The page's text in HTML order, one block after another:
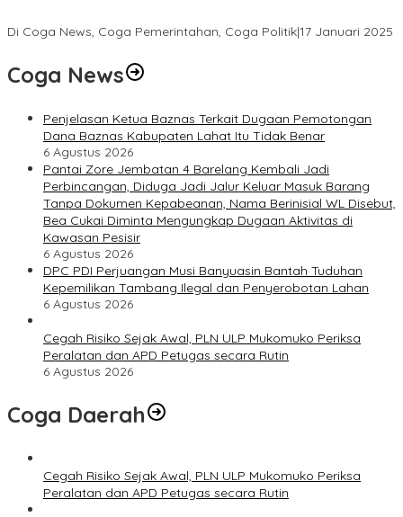
Di Coga News, Coga Pemerintahan, Coga Politik|17 Januari 2025
Coga News
Penjelasan Ketua Baznas Terkait Dugaan Pemotongan
Dana Baznas Kabupaten Lahat Itu Tidak Benar
6 Agustus 2026
Pantai Zore Jembatan 4 Barelang Kembali Jadi
Perbincangan, Diduga Jadi Jalur Keluar Masuk Barang
Tanpa Dokumen Kepabeanan, Nama Berinisial WL Disebut,
Bea Cukai Diminta Mengungkap Dugaan Aktivitas di
Kawasan Pesisir
6 Agustus 2026
DPC PDI Perjuangan Musi Banyuasin Bantah Tuduhan
Kepemilikan Tambang Ilegal dan Penyerobotan Lahan
6 Agustus 2026
Cegah Risiko Sejak Awal, PLN ULP Mukomuko Periksa
Peralatan dan APD Petugas secara Rutin
6 Agustus 2026
Coga Daerah
Cegah Risiko Sejak Awal, PLN ULP Mukomuko Periksa
Peralatan dan APD Petugas secara Rutin